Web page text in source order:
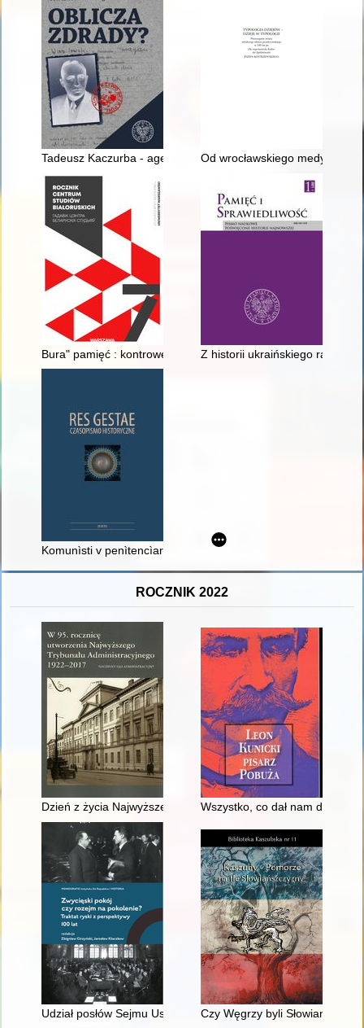
Tadeusz Kaczurba - agent "Krawczyk" : Przyczynek do
Od wrocławskiego medyka do
Bura" pamięć : kontrowersje wokół Romualda Rajsa "Burego"
Z historii ukraińskiego
Komunìsti v penìtencìarnih zakladah Drugoï Rečì Pospolitoï
ROCZNIK 2022
Dzień z życia Najwyższego Trybunału Administracyjnego
Wszystko, co dał nam
Udział posłów Sejmu Ustawodawczego w pracach polskiej
Czy Węgrzy byli Słowianami?